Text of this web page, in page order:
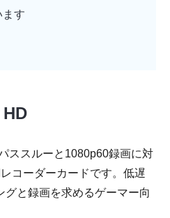
す
ススルーと1080p60録画に対
コーダーカードです。低遅
と録画を求めるゲーマー向